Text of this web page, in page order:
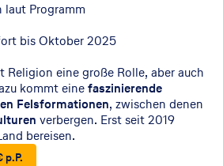
laut Programm
bis Oktober 2025
Religion eine große Rolle, aber auch
kommt einefaszinierende
Felsformationen, zwischen denen
verbergen. Erst seit 2019
bereisen.
p.P.